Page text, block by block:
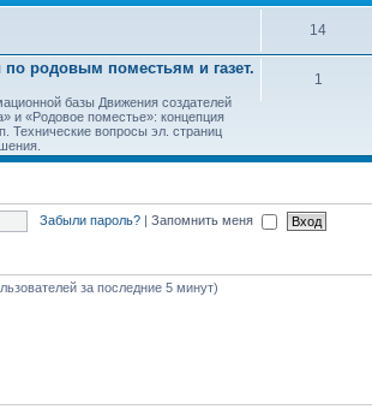
14
родовым поместьям и газет.
базы Движения создателей
и «Родовое поместье»: концепция
Технические вопросы эл. страниц
1
Забыли пароль? | Запомнить меня
за последние 5 минут)